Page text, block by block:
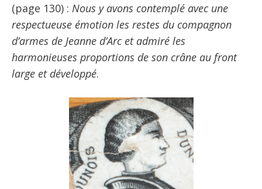
(page 130) : Nous y avons contemplé avec une
respectueuse émotion les restes du compagnon
d’armes de Jeanne d’Arc et admiré les
harmonieuses proportions de son crâne au front
large et développé.